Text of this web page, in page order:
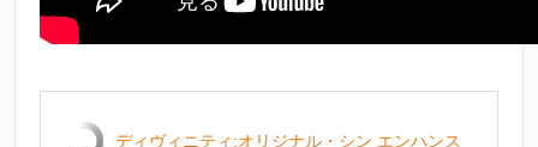
ディヴィニティ:オリジナル・シン エンハンス